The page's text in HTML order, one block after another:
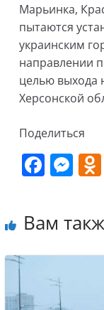
Марьинка,
пытаются
украинским
направлении
целью выхода
Херсонской
Поделиться
F
e
b
o
o
M
e
n
Вам